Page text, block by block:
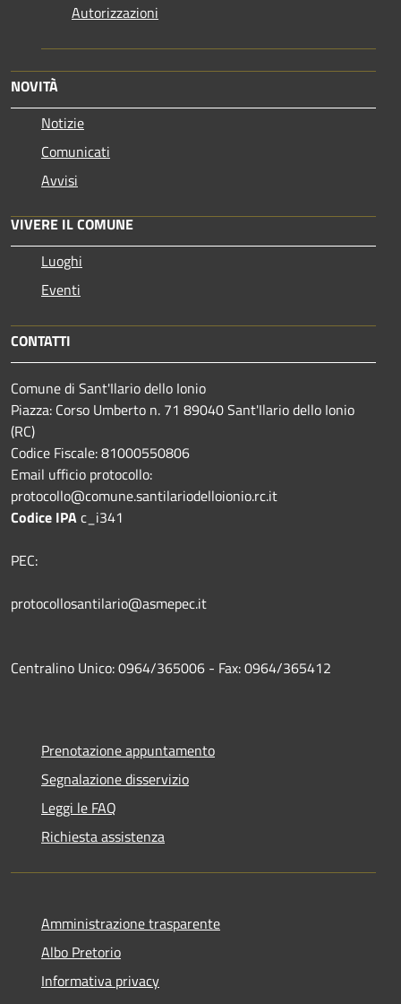
Autorizzazioni
NOVITÀ
Notizie
Comunicati
Avvisi
VIVERE IL COMUNE
Luoghi
Eventi
CONTATTI
Comune di Sant'Ilario dello Ionio
Piazza: Corso Umberto n. 71 89040 Sant'Ilario dello Ionio
(RC)
Codice Fiscale: 81000550806
Email ufficio protocollo:
protocollo@comune.santilariodelloionio.rc.it
Codice IPAc_i341
PEC:
protocollosantilario@asmepec.it
Centralino Unico: 0964/365006 - Fax: 0964/365412
Prenotazione appuntamento
Segnalazione disservizio
Leggi le FAQ
Richiesta assistenza
Amministrazione trasparente
Albo Pretorio
Informativa privacy